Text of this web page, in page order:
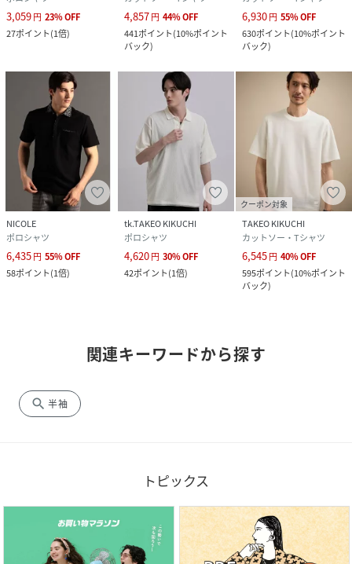
3,059円 23%OFF
27ポイント(1倍)
4,857円 44%OFF
441ポイント(10%ポイント
バック)
6,930円 55%OFF
630ポイント(10%ポイント
バック)
NICOLE
ポロシャツ
6,435円 55%OFF
58ポイント(1倍)
tk.TAKEO KIKUCHI
ポロシャツ
4,620円 30%OFF
42ポイント(1倍)
クーポン対象
TAKEO KIKUCHI
カットソー・Tシャツ
6,545円 40%OFF
595ポイント(10%ポイント
バック)
関連キーワードから探す
search 半袖
トピックス